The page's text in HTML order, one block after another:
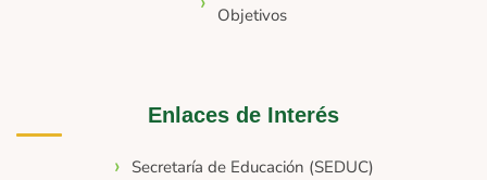
Objetivos
Enlaces de Interés
Secretaría de Educación (SEDUC)